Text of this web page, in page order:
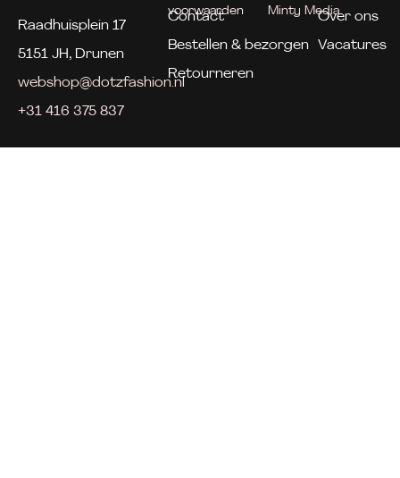
Raadhuisplein 17
5151 JH, Drunen
webshop@dotzfashion.nl
+31 416 375 837
Contact
Bestellen & bezorgen
Retourneren
Over ons
Vacatures
voorwaarden
Minty Media